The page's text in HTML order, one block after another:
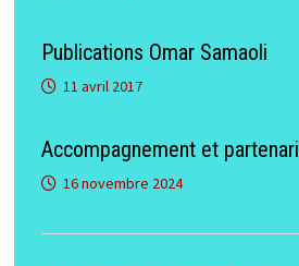
Publications Omar Samaoli
11 avril 2017
Accompagnement et
16 novembre 2024